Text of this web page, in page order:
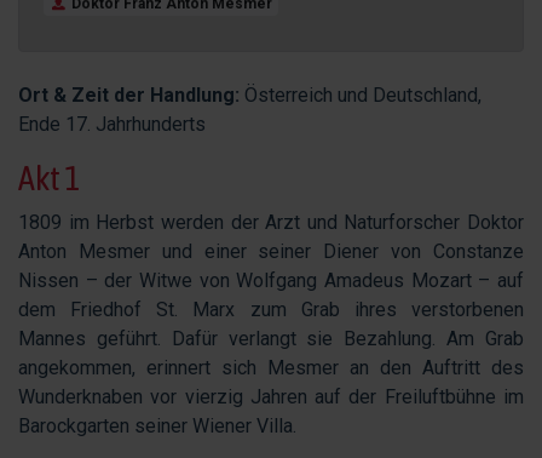
Doktor Franz Anton Mesmer
Ort & Zeit der Handlung: Österreich und Deutschland,
Ende 17. Jahrhunderts
Akt 1
1809 im Herbst werden der Arzt und Naturforscher Doktor
Anton Mesmer und einer seiner Diener von Constanze
Nissen – der Witwe von Wolfgang Amadeus Mozart – auf
dem Friedhof St. Marx zum Grab ihres verstorbenen
Mannes geführt. Dafür verlangt sie Bezahlung. Am Grab
angekommen, erinnert sich Mesmer an den Auftritt des
Wunderknaben vor vierzig Jahren auf der Freiluftbühne im
Barockgarten seiner Wiener Villa.